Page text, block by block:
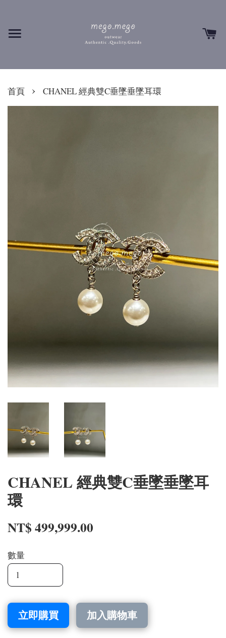
首頁 › CHANEL 經典雙C垂墜垂墜耳環
CHANEL 經典雙C垂墜垂墜耳
環
NT$ 499,999.00
數量
立即購買 加入購物車